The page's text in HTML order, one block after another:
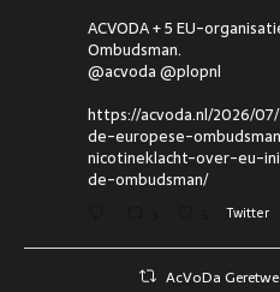
ACVODA + 5 EU-
Ombudsman.
@acvoda @plopnl
https://acvoda.nl/2026/
de-europese-
nicotineklacht-over-eu-
de-ombudsman/
Twitter
AcVoDa